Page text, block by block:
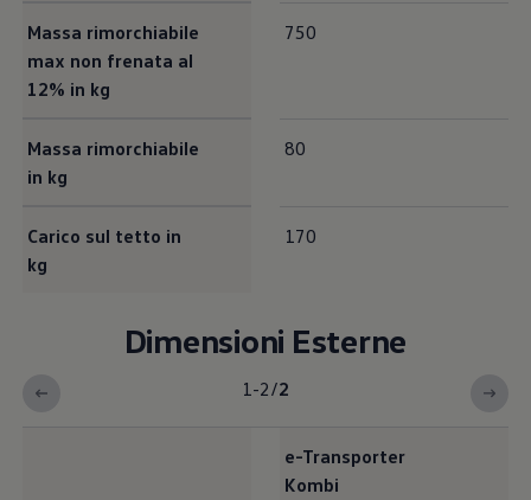
Massa rimorchiabile
max non frenata al
12% in kg
750
Massa rimorchiabile
in kg
80
Carico sul tetto in
kg
170
Dimensioni Esterne
1-2/2
e-Transporter
Kombi